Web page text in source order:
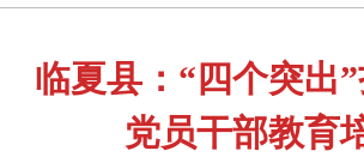
临夏县：“四个突出
党员干部教育